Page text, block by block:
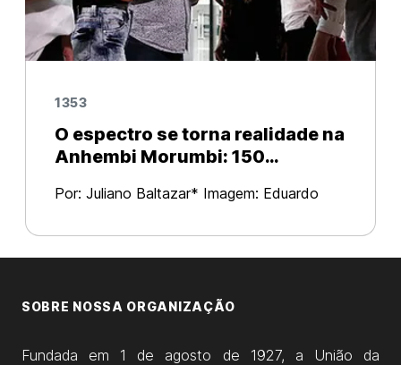
1353
O espectro se torna realidade na
Anhembi Morumbi: 150
Por: Juliano Baltazar* Imagem: Eduardo
oração lá pra cima Todo mundo já era é
uma contagem regressiva (Estamos de Luto
SOBRE NOSSA ORGANIZAÇÃO
Fundada em 1 de agosto de 1927, a União da